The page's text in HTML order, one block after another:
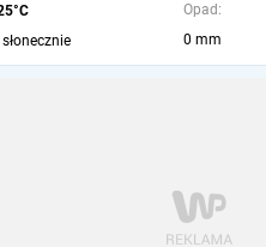
Opad:
0 mm